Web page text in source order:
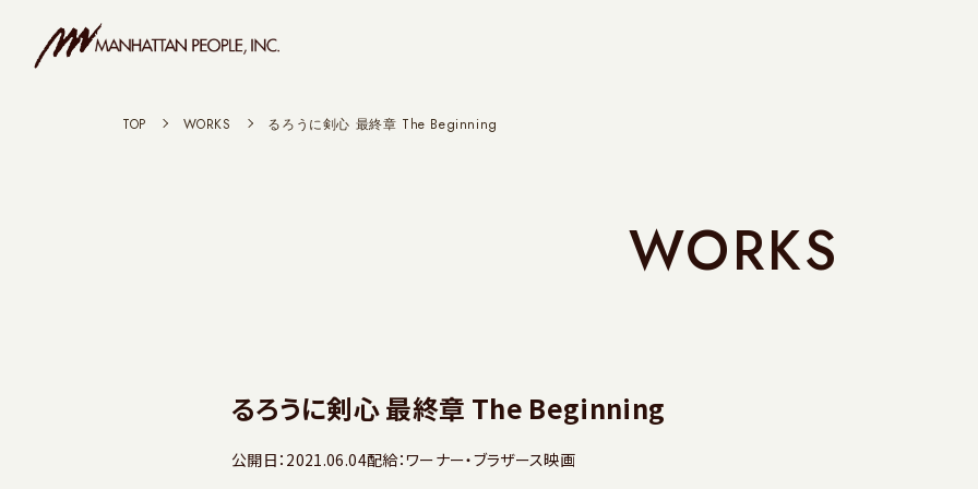
TOP > WORKS > るろうに剣心 最終章 The Beginning
WORKS
るろうに剣心 最終章 The Beginning
公開日：2021.06.04配給：ワーナー・ブラザース映画